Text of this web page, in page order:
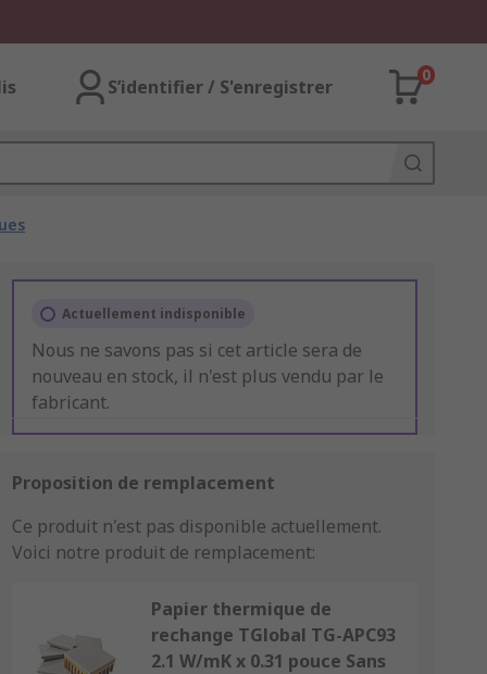
S’identifier / S'enregistrer
0
Actuellement indisponible
Nous ne savons pas si cet article sera de
nouveau en stock, il n'est plus vendu par le
fabricant.
Proposition de remplacement
Ce produit n'est pas disponible actuellement.
Voici notre produit de remplacement:
Papier thermique de
rechange TGlobal TG-APC93
2.1 W/mK x 0.31 pouce Sans